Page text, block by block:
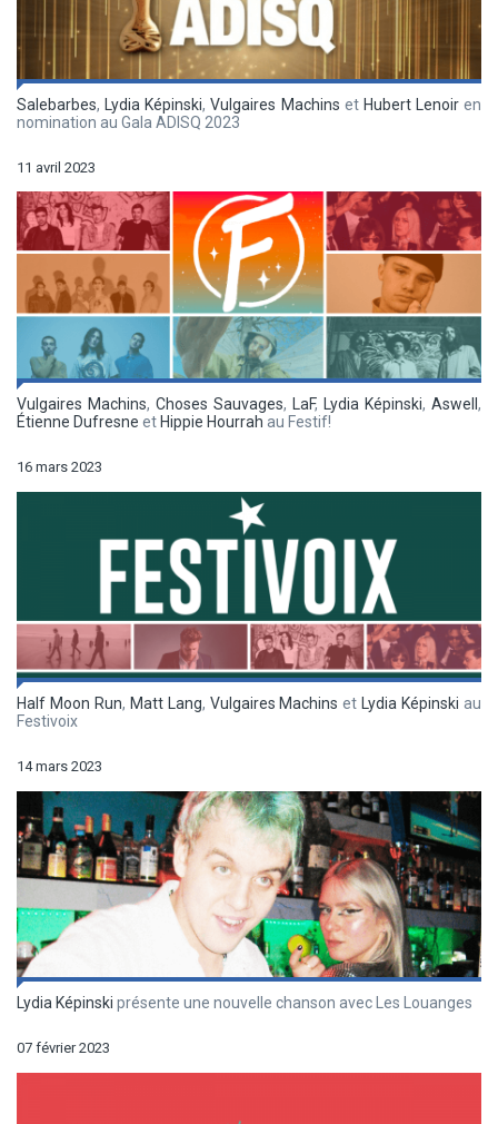
Salebarbes, Lydia Képinski,Vulgaires Machins et Hubert Lenoiren
nomination au Gala ADISQ 2023
11 avril 2023
Vulgaires Machins, Choses Sauvages, LaF, Lydia Képinski, Aswell ,
Étienne Dufresne et Hippie Hourrah au Festif!
16 mars 2023
Half Moon Run, Matt Lang, Vulgaires Machins et Lydia Képinski au
Festivoix
14 mars 2023
Lydia Képinski présente une nouvelle chanson avec Les Louanges
07 février 2023